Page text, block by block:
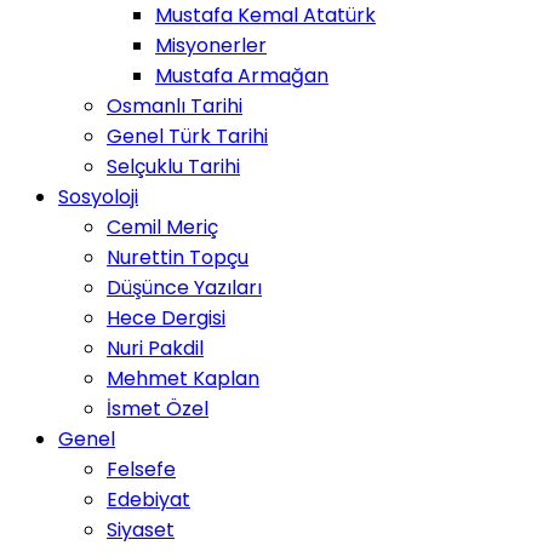
Mustafa Kemal Atatürk
Misyonerler
Mustafa Armağan
Osmanlı Tarihi
Genel Türk Tarihi
Selçuklu Tarihi
Sosyoloji
Cemil Meriç
Nurettin Topçu
Düşünce Yazıları
Hece Dergisi
Nuri Pakdil
Mehmet Kaplan
İsmet Özel
Genel
Felsefe
Edebiyat
Siyaset